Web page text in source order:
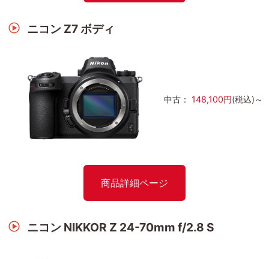
ニコン Z7 ボディ
中古： 148,100円(税込)～
商品詳細ページ
ニコン NIKKOR Z 24-70mm f/2.8 S